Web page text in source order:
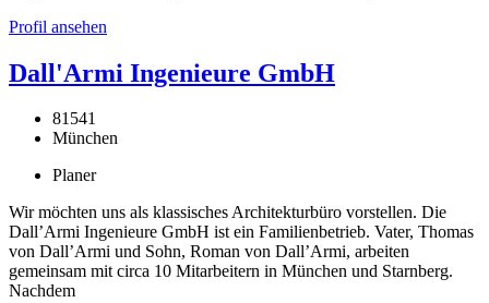
Profil ansehen
Dall'Armi Ingenieure GmbH
81541
München
Planer
Wir möchten uns als klassisches Architekturbüro vorstellen. Die
Dall’Armi Ingenieure GmbH ist ein Familienbetrieb. Vater, Thomas
von Dall’Armi und Sohn, Roman von Dall’Armi, arbeiten
gemeinsam mit circa 10 Mitarbeitern in München und Starnberg.
Nachdem